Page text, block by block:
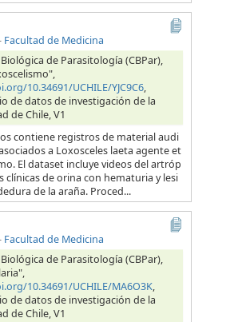
Facultad de Medicina
de Parasitología (CBPar),
10.34691/UCHILE/YJC9C6,
de datos de investigación de la
de Chile, V1
contiene registros de material audi
a Loxosceles laeta agente et
El dataset incluye videos del artróp
de orina con hematuria y lesi
de la araña. Proced...
Facultad de Medicina
de Parasitología (CBPar),
10.34691/UCHILE/MA6O3K,
de datos de investigación de la
de Chile, V1